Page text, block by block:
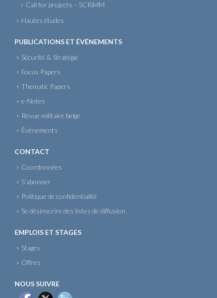
Call for projects – SCRiMM
Hautes études
PUBLICATIONS ET ÉVÉNEMENTS
Sécurité & Stratégie
Focus Papers
Thematic Papers
e-Notes
Revue militaire belge
Événements
CONTACT
Coordonnées
S’abonner
Politique de confidentialité
Se désinscrire des listes de diffusion
EMPLOIS ET STAGES
Stages
Offres
NOUS SUIVRE